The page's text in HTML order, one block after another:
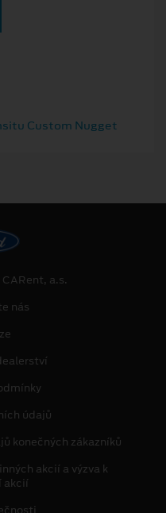
a.s.
nás
údajů
konečných zákazníků
akcií a výzva k
akcií